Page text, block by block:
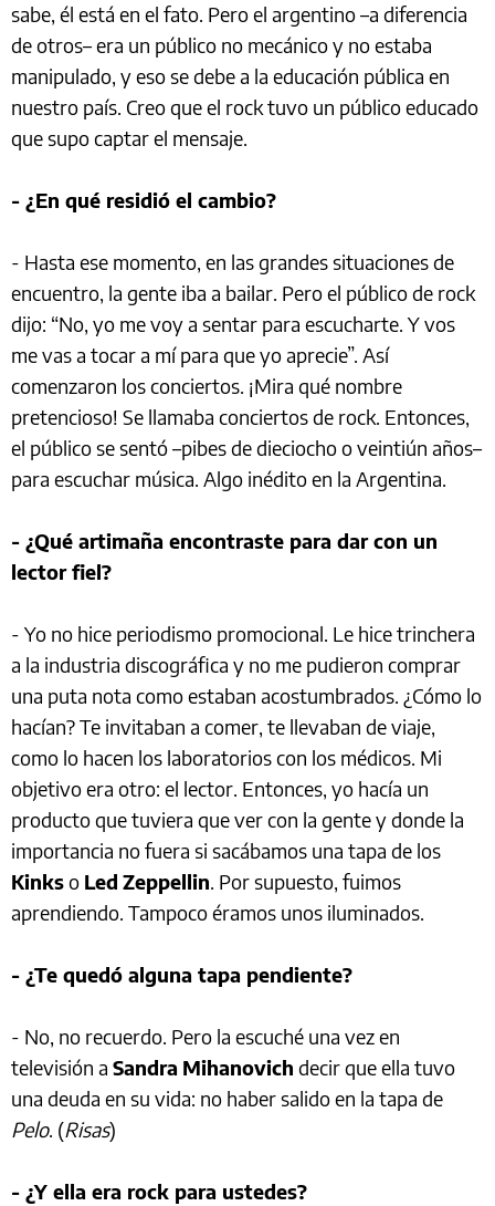
sabe, él está en el fato. Pero el argentino –a diferencia
de otros– era un público no mecánico y no estaba
manipulado, y eso se debe a la educación pública en
nuestro país. Creo que el rock tuvo un público educado
que supo captar el mensaje.
- ¿En qué residió el cambio?
- Hasta ese momento, en las grandes situaciones de
encuentro, la gente iba a bailar. Pero el público de rock
dijo: “No, yo me voy a sentar para escucharte. Y vos
me vas a tocar a mí para que yo aprecie”. Así
comenzaron los conciertos. ¡Mira qué nombre
pretencioso! Se llamaba conciertos de rock. Entonces,
el público se sentó –pibes de dieciocho o veintiún años–
para escuchar música. Algo inédito en la Argentina.
- ¿Qué artimaña encontraste para dar con un
lector fiel?
- Yo no hice periodismo promocional. Le hice trinchera
a la industria discográfica y no me pudieron comprar
una puta nota como estaban acostumbrados. ¿Cómo lo
hacían? Te invitaban a comer, te llevaban de viaje,
como lo hacen los laboratorios con los médicos. Mi
objetivo era otro: el lector. Entonces, yo hacía un
producto que tuviera que ver con la gente y donde la
importancia no fuera si sacábamos una tapa de los
Kinkso Led Zeppellin. Por supuesto, fuimos
aprendiendo. Tampoco éramos unos iluminados.
- ¿Te quedó alguna tapa pendiente?
- No, no recuerdo. Pero la escuché una vez en
televisión a Sandra Mihanovich decir que ella tuvo
una deuda en su vida: no haber salido en la tapa de
Pelo. (Risas)
- ¿Y ella era rock para ustedes?